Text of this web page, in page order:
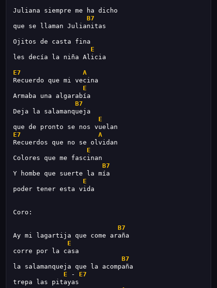
Juliana siempre me ha dicho
B7
que se llaman Julianitas
Ojitos de casta fina
E
les decía la niña Alicia
E7
A
Recuerdo que mi vecina
E
Armaba una algarabía
B7
Deja la salamanqueja
E
que de pronto se nos vuelan
E7
A
Recuerdos que no se olvidan
E
Colores que me fascinan
B7
Y hombe que suerte la mía
E
poder tener esta vida
Coro:
B7
Ay mi lagartija que come araña
E
corre por la casa
B7
la salamanqueja que la acompaña
E - E7
trepa las pitayas